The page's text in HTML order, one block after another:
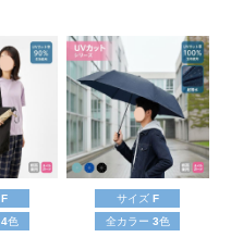
F
4色
サイズ F
全カラー 3色